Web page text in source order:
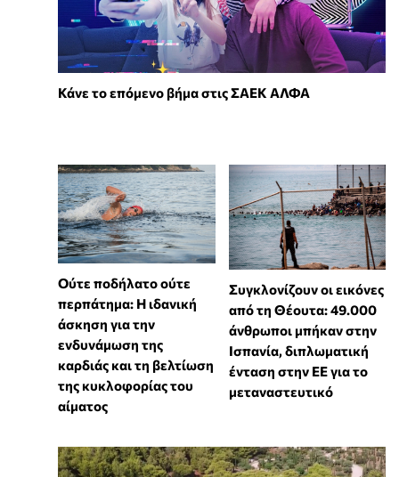
Κάνε το επόμενο βήμα στις ΣΑΕΚ ΑΛΦΑ
Ούτε ποδήλατο ούτε
περπάτημα: Η ιδανική
άσκηση για την
ενδυνάμωση της
καρδιάς και τη βελτίωση
της κυκλοφορίας του
αίματος
Συγκλονίζουν οι εικόνες
από τη Θέουτα: 49.000
άνθρωποι μπήκαν στην
Ισπανία, διπλωματική
ένταση στην ΕΕ για το
μεταναστευτικό